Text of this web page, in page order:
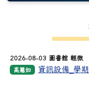
2026-08-03 圖書館 輕微
高慧如 資訊設備_學